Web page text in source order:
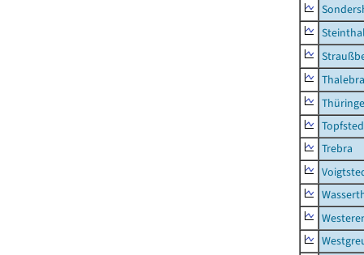
Thalebra
Trebra